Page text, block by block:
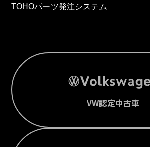
TOHOパーツ発注システム
VW認定中古車